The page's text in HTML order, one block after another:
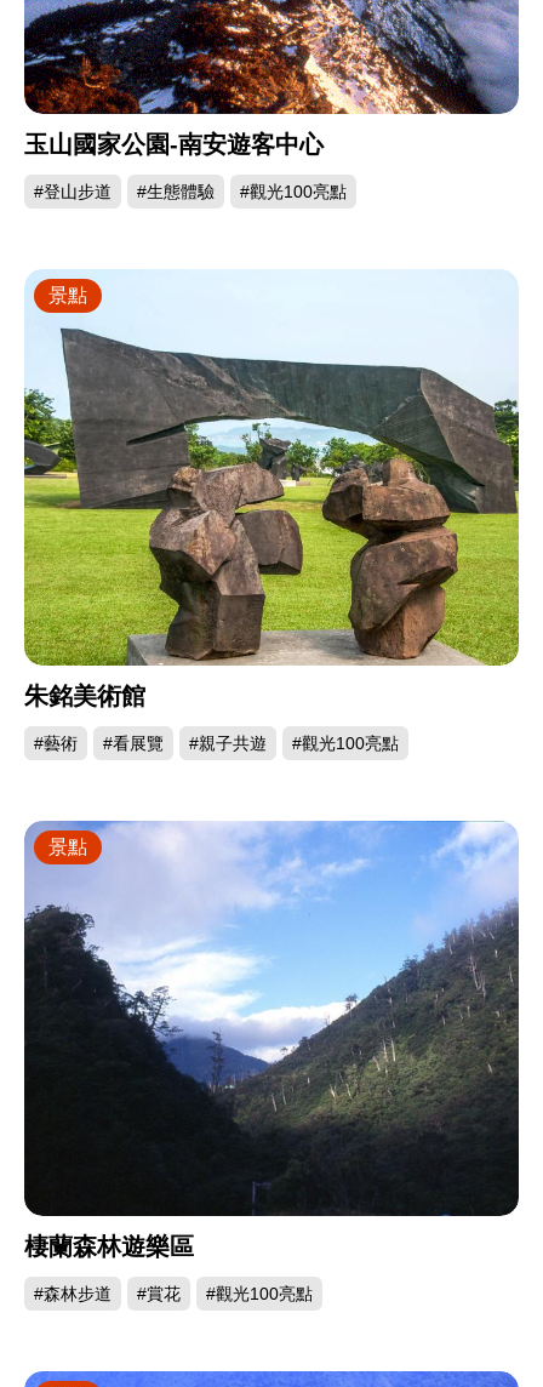
玉山國家公園-南安遊客中心
#登山步道 #生態體驗 #觀光100亮點
朱銘美術館
#藝術 #看展覽 #親子共遊 #觀光100亮點
景點
棲蘭森林遊樂區
#森林步道 #賞花 #觀光100亮點
景點